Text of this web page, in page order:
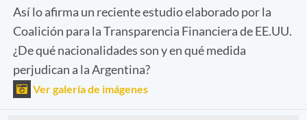
Así lo afirma un reciente estudio elaborado por la
Coalición para la Transparencia Financiera de EE.UU.
¿De qué nacionalidades son y en qué medida
perjudican a la Argentina?
Ver galería de imágenes